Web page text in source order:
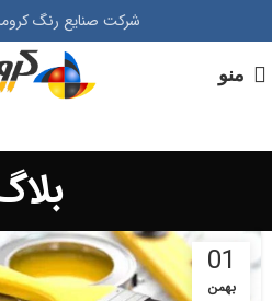
شرکت صنایع رنگ
منو
01
بهمن